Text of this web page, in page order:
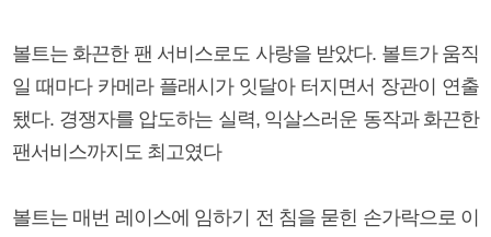
볼트는 화끈한 팬 서비스로도 사랑을 받았다. 볼트가 움직
일 때마다 카메라 플래시가 잇달아 터지면서 장관이 연출
됐다. 경쟁자를 압도하는 실력, 익살스러운 동작과 화끈한
팬서비스까지도 최고였다
볼트는 매번 레이스에 임하기 전 침을 묻힌 손가락으로 이